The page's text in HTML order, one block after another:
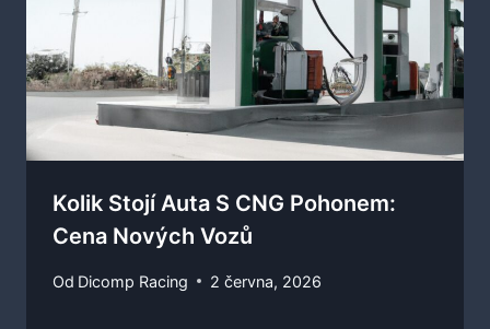
Kolik Stojí Auta S CNG Pohonem:
Cena Nových Vozů
Od Dicomp Racing 2 června, 2026